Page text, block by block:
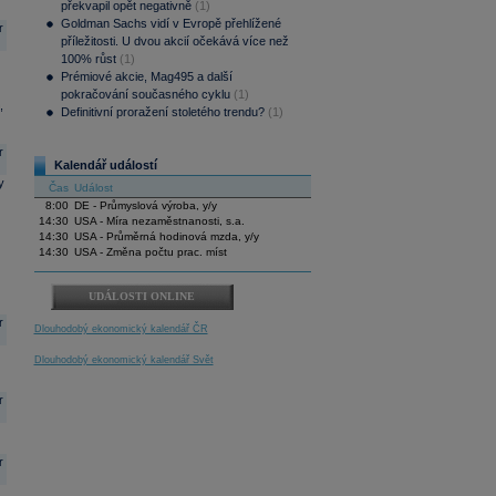
překvapil opět negativně (1)
Goldman Sachs vidí v Evropě přehlížené
příležitosti. U dvou akcií očekává více než
100% růst (1)
Prémiové akcie, Mag495 a další
pokračování současného cyklu (1)
Definitivní proražení stoletého trendu? (1)
Kalendář událostí
Čas Událost
8:00
DE - Průmyslová výroba, y/y
14:30 USA - Míra nezaměstnanosti, s.a.
14:30 USA - Průměrná hodinová mzda, y/y
14:30 USA - Změna počtu prac. míst
UDÁLOSTI ONLINE
Dlouhodobý ekonomický kalendář ČR
Dlouhodobý ekonomický kalendář Svět